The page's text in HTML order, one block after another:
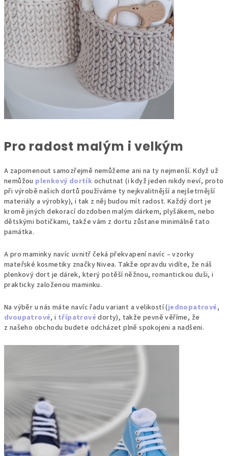
Pro radost malým i velkým
A zapomenout samozřejmě nemůžeme ani na ty nejmenší. Když už
nemůžou plenkový dortík ochutnat (i když jeden nikdy neví, proto
při výrobě našich dortů používáme ty nejkvalitnější a nejšetrnější
materiály a výrobky), i tak z něj budou mít radost. Každý dort je
kromě jiných dekorací dozdoben malým dárkem, plyšákem, nebo
dětskými botičkami, takže vám z dortu zůstane minimálně tato
památka.
A pro maminky navíc uvnitř čeká překvapení navíc – vzorky
mateřské kosmetiky značky Nivea. Takže opravdu vidíte, že náš
plenkový dort je dárek, který potěší něžnou, romantickou duši, i
prakticky založenou maminku.
Na výběr u nás máte navíc řadu variant a velikostí (jednopatrové,
dvoupatrové, i třípatrové dorty), takže pevně věříme, že
z našeho obchodu budete odcházet plně spokojeni a nadšeni.